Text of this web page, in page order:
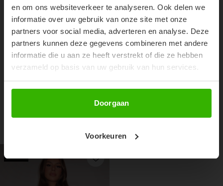
en om ons websiteverkeer te analyseren. Ook delen we
informatie over uw gebruik van onze site met onze
partners voor social media, adverteren en analyse. Deze
partners kunnen deze gegevens combineren met andere
informatie die u aan ze heeft verstrekt of die ze hebben
verzameld op basis van uw gebruik van hun services.
Doorgaan
Voorkeuren
€54,99
RECENTE ARTIKELEN
50%